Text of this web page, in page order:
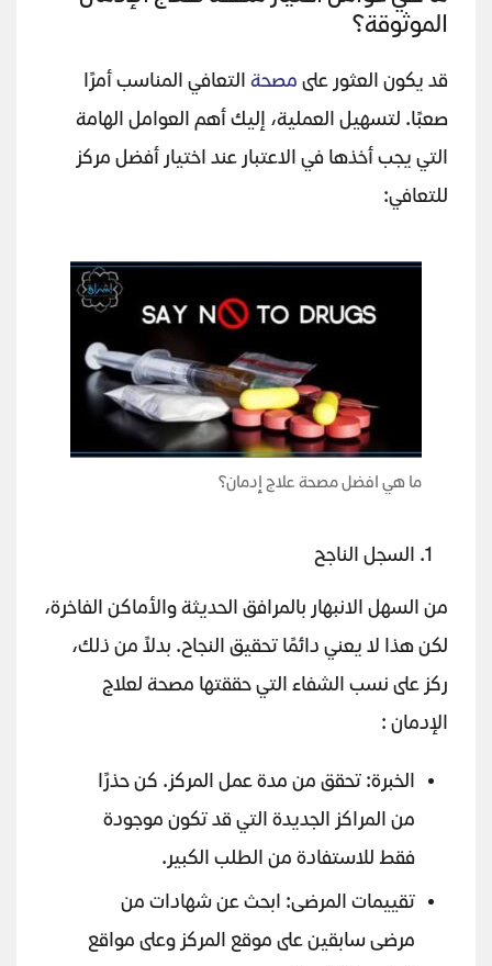
الموثوقة؟
قد يكون العثور على مصحة التعافي المناسب أمرًا
صعبًا. لتسهيل العملية، إليك أهم العوامل الهامة
التي يجب أخذها في الاعتبار عند اختيار أفضل مركز
للتعافي:
ما هي افضل مصحة علاج إدمان؟
السجل الناجح
من السهل الانبهار بالمرافق الحديثة والأماكن الفاخرة،
لكن هذا لا يعني دائمًا تحقيق النجاح. بدلاً من ذلك،
ركز على نسب الشفاء التي حققتها مصحة لعلاج
الإدمان :
الخبرة: تحقق من مدة عمل المركز. كن حذرًا
من المراكز الجديدة التي قد تكون موجودة
فقط للاستفادة من الطلب الكبير.
تقييمات المرضى: ابحث عن شهادات من
مرضى سابقين على موقع المركز وعلى مواقع